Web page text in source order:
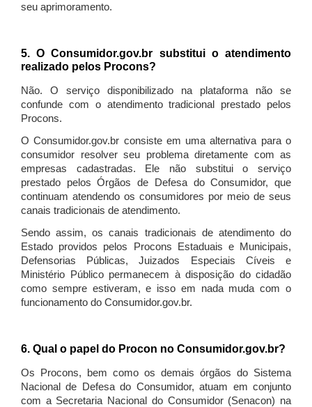
seu aprimoramento.
5. O Consumidor.gov.br substitui o atendimento
realizado pelos Procons?
Não. O serviço disponibilizado na plataforma não se
confunde com o atendimento tradicional prestado pelos
Procons.
O Consumidor.gov.br consiste em uma alternativa para o
consumidor resolver seu problema diretamente com as
empresas cadastradas. Ele não substitui o serviço
prestado pelos Órgãos de Defesa do Consumidor, que
continuam atendendo os consumidores por meio de seus
canais tradicionais de atendimento.
Sendo assim, os canais tradicionais de atendimento do
Estado providos pelos Procons Estaduais e Municipais,
Defensorias Públicas, Juizados Especiais Cíveis e
Ministério Público permanecem à disposição do cidadão
como sempre estiveram, e isso em nada muda com o
funcionamento do Consumidor.gov.br.
6. Qual o papel do Procon no Consumidor.gov.br?
Os Procons, bem como os demais órgãos do Sistema
Nacional de Defesa do Consumidor, atuam em conjunto
com a Secretaria Nacional do Consumidor (Senacon) na